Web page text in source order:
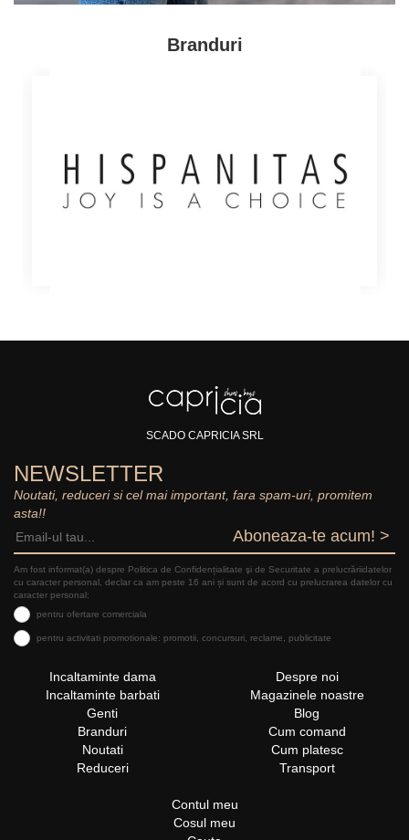
Branduri
SCADO CAPRICIA SRL
NEWSLETTER
Noutati, reduceri si cel mai important, fara spam-uri, promitem
asta!!
Aboneaza-te acum! >
Am fost informat(a) despre Politica de Confidențialitate şi de Securitate a prelucrăriidatelor
cu caracter personal, declar ca am peste 16 ani și sunt de acord cu prelucrarea datelor cu
caracter personal:
pentru ofertare comerciala
pentru activitati promotionale: promotii, concursuri, reclame, publicitate
Incaltaminte dama
Incaltaminte barbati
Genti
Branduri
Noutati
Reduceri
Despre noi
Magazinele noastre
Blog
Cum comand
Cum platesc
Transport
Contul meu
Cosul meu